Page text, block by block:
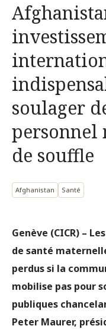
soulager
personnel
de souffle
Afghanistan Santé
Genève (CICR) –
de santé
perdus si la
mobilise pas pour
publiques
Peter Maurer,